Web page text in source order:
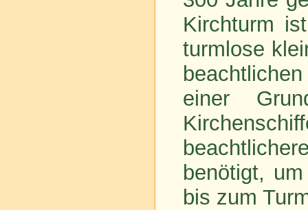
Kirchturm
turmlose
einer
benötigt,
bis zum